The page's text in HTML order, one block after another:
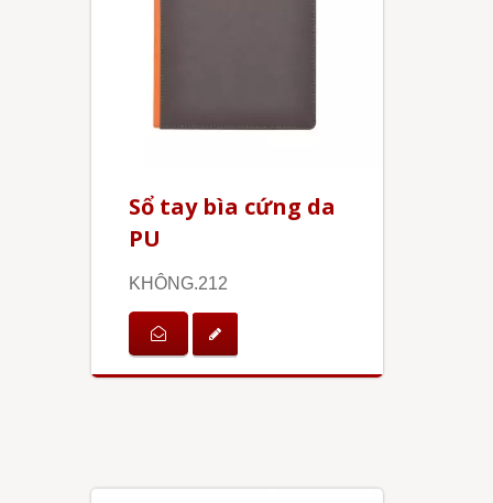
Sổ tay bìa cứng da
PU
KHÔNG.212